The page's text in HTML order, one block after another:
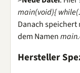
main(void){
Danach speichert
dem Namen
Hersteller